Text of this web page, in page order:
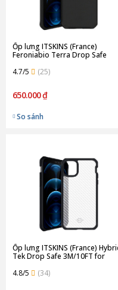
Ốp lưng ITSKINS (France)
Feroniabio Terra Drop Safe
Black
4.7/5 (25)
650.000 ₫
So sánh
Ốp lưng ITSKINS (France)
Tek Drop Safe 3M/10FT for
4.8/5
(34)